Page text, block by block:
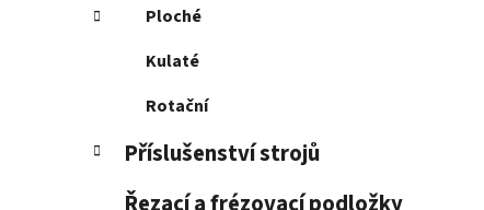
Ploché
Kulaté
Rotační
Příslušenství strojů